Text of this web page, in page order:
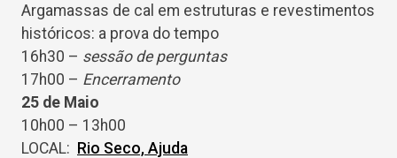
Argamassas de cal em estruturas e revestimentos
históricos: a prova do tempo
16h30 – sessão de perguntas
17h00 – Encerramento
25 de Maio
10h00 – 13h00
LOCAL: Rio Seco, Ajuda